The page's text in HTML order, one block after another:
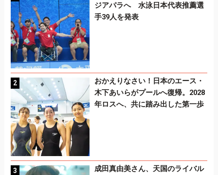
ジアパラへ 水泳日本代表推薦選
手39人を発表
おかえりなさい！日本のエース・
木下あいらがプールへ復帰。2028
年ロスへ、共に踏み出した第一歩
成田真由美さん、天国のライバル